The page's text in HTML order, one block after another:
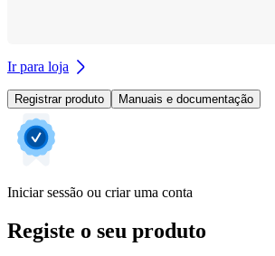
Ir para loja
Registrar produto Manuais e documentação
Iniciar sessão ou criar uma conta
Registe o seu produto